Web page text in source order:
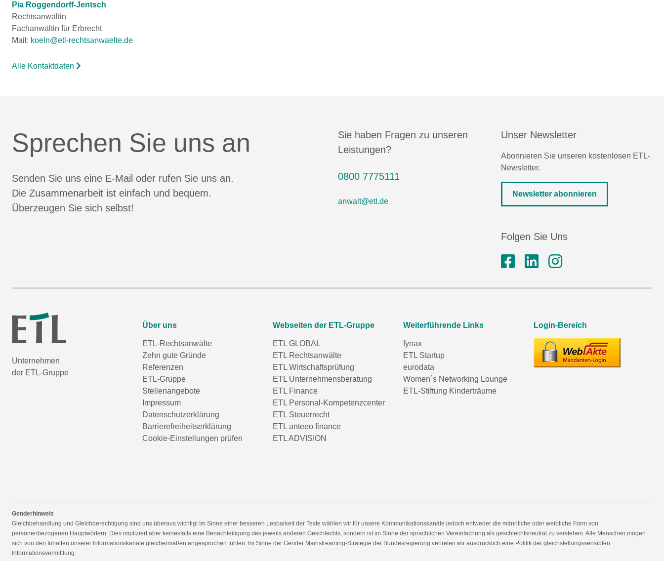
Pia Roggendorff-Jentsch
Rechtsanwältin
Fachanwältin für Erbrecht
Mail: koeln@etl-rechtsanwaelte.de
Alle Kontaktdaten
Sprechen Sie uns an
Senden Sie uns eine E-Mail oder rufen Sie uns an.
Die Zusammenarbeit ist einfach und bequem.
Überzeugen Sie sich selbst!
Sie haben Fragen zu unseren
Leistungen?
0800 7775111
anwalt@etl.de
Unser Newsletter
Abonnieren Sie unseren kostenlosen ETL-
Newsletter.
Newsletter abonnieren
Folgen Sie Uns
Unternehmen
der ETL-Gruppe
Über uns
ETL-Rechtsanwälte
Zehn gute Gründe
Referenzen
ETL-Gruppe
Stellenangebote
Impressum
Datenschutzerklärung
Barrierefreiheitserklärung
Cookie-Einstellungen prüfen
Webseiten der ETL-Gruppe
ETL GLOBAL
ETL Rechtsanwälte
ETL Wirtschaftsprüfung
ETL Unternehmensberatung
ETL Finance
ETL Personal-Kompetenzcenter
ETL Steuerrecht
ETL anteeo finance
ETL ADVISION
Weiterführende Links
fynax
ETL Startup
eurodata
Women´s Networking Lounge
ETL-Stiftung Kinderträume
Login-Bereich
Genderhinweis
Gleichbehandlung und Gleichberechtigung sind uns überaus wichtig! Im Sinne einer besseren Lesbarkeit der Texte wählen wir für unsere Kommunikationskanäle jedoch entweder die männliche oder weibliche Form von
personenbezogenen Hauptwörtern. Dies impliziert aber keinesfalls eine Benachteiligung des jeweils anderen Geschlechts, sondern ist im Sinne der sprachlichen Vereinfachung als geschlechtsneutral zu verstehen. Alle Menschen mögen
sich von den Inhalten unserer Informationskanäle gleichermaßen angesprochen fühlen. Im Sinne der Gender Mainstreaming-Strategie der Bundesregierung vertreten wir ausdrücklich eine Politik der gleichstellungssensiblen
Informationsvermittlung.